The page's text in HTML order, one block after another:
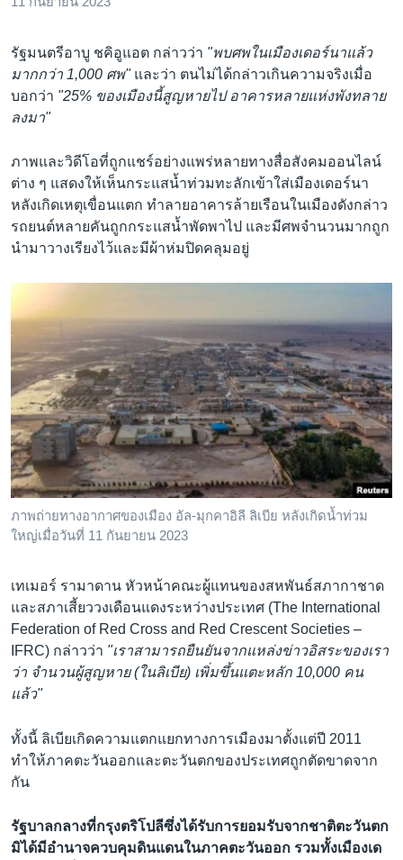
รัฐมนตรีอาบู ชคิอูแอต กล่าวว่า "พบศพในเมืองเดอร์นาแล้ว
มากกว่า 1,000 ศพ"และว่า ตนไม่ได้กล่าวเกินความจริงเมื่อ
บอกว่า "25% ของเมืองนี้สูญหายไป อาคารหลายแห่งพังทลาย
ลงมา"
ภาพและวิดีโอที่ถูกแชร์อย่างแพร่หลายทางสื่อสังคมออนไลน์
ต่าง ๆ แสดงให้เห็นกระแสน้ำท่วมทะลักเข้าใส่เมืองเดอร์นา
หลังเกิดเหตุเขื่อนแตก ทำลายอาคารล้ายเรือนในเมืองดังกล่าว
รถยนต์หลายคันถูกกระแสน้ำพัดพาไป และมีศพจำนวนมากถูก
นำมาวางเรียงไว้และมีผ้าห่มปิดคลุมอยู่
ภาพถ่ายทางอากาศของเมือง อัล-มุกคาอิลี ลิเบีย หลังเกิดน้ำท่วม
ใหญ่เมื่อวันที่ 11 กันยายน 2023
เทเมอร์ รามาดาน หัวหน้าคณะผู้แทนของสหพันธ์สภากาชาด
และสภาเสี้ยววงเดือนแดงระหว่างประเทศ (The International
Federation of Red Cross and Red Crescent Societies –
IFRC) กล่าวว่า "เราสามารถยืนยันจากแหล่งข่าวอิสระของเรา
ว่า จำนวนผู้สูญหาย (ในลิเบีย) เพิ่มขึ้นแตะหลัก 10,000 คน
แล้ว"
ทั้งนี้ ลิเบียเกิดความแตกแยกทางการเมืองมาตั้งแต่ปี 2011
ทำให้ภาคตะวันออกและตะวันตกของประเทศถูกตัดขาดจาก
กัน
รัฐบาลกลางที่กรุงตริโปลีซึ่งได้รับการยอมรับจากชาติตะวันตก
มิได้มีอำนาจควบคุมดินแดนในภาคตะวันออก รวมทั้งเมืองเด